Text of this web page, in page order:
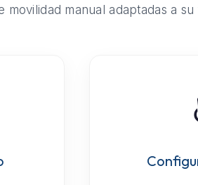
movilidad manual adaptadas a